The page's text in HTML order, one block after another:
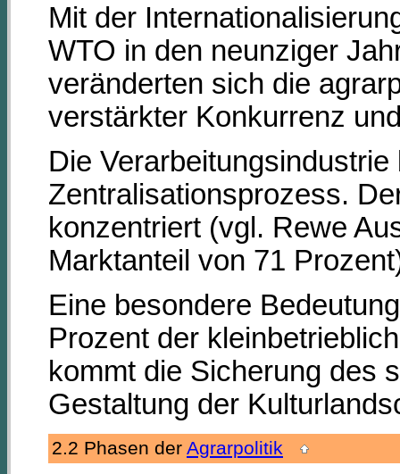
Mit der
WTO in den neunziger
veränderten sich die
verstärkter Konkurrenz
Die
Zentralisationsprozess.
konzentriert (vgl. Rewe
Marktanteil von 71
Eine besondere
Prozent der
kommt die Sicherung des
Gestaltung der
2.2 Phasen der Agrarpolitik